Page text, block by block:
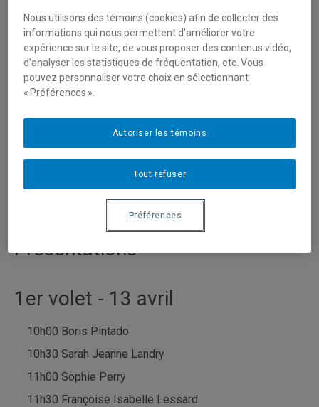
Volet 2 - du 19 au 22 avril : vernissage - 20 avril, 18h
Pour ces deux volets d'exposition, les artistes se sont
entendues pour grouper leurs présentations selon le
même axe thématique. Leur démarche respective en
regard des récents travaux, expérimentations et oeuvres
sera présentée lors des séances prévue à cet effet, soit
le 13 et 20 avril. Pour cette édition 2023, les
intervenant·e·s invité·e·s sont Sophie Castonguay et Jean
Présentations
1er volet - 13 avril
10h00 Boris Pintado
10h30 Sarah Jeanne Landry
11h00 Sophie Perry
11h30 Françoise Isabelle Lessard
Nous utilisons des témoins (cookies) afin de collecter des
informations qui nous permettent d’améliorer votre
expérience sur le site, de vous proposer des contenus vidéo,
d’analyser les statistiques de fréquentation, etc. Vous
pouvez personnaliser votre choix en sélectionnant
« Préférences ».
Tout refuser
Autoriser les témoins
Préférences